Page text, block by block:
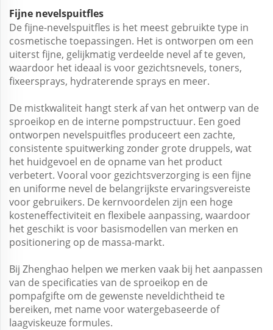
Fijne nevelspuitfles
De fijne-nevelspuitfles is het meest gebruikte type in
cosmetische toepassingen. Het is ontworpen om een
uiterst fijne, gelijkmatig verdeelde nevel af te geven,
waardoor het ideaal is voor gezichtsnevels, toners,
fixeersprays, hydraterende sprays en meer.
De mistkwaliteit hangt sterk af van het ontwerp van de
sproeikop en de interne pompstructuur. Een goed
ontworpen nevelspuitfles produceert een zachte,
consistente spuitwerking zonder grote druppels, wat
het huidgevoel en de opname van het product
verbetert. Vooral voor gezichtsverzorging is een fijne
en uniforme nevel de belangrijkste ervaringsvereiste
voor gebruikers. De kernvoordelen zijn een hoge
kosteneffectiviteit en flexibele aanpassing, waardoor
het geschikt is voor basismodellen van merken en
positionering op de massa-markt.
Bij Zhenghao helpen we merken vaak bij het aanpassen
van de specificaties van de sproeikop en de
pompafgifte om de gewenste neveldichtheid te
bereiken, met name voor watergebaseerde of
laagviskeuze formules.